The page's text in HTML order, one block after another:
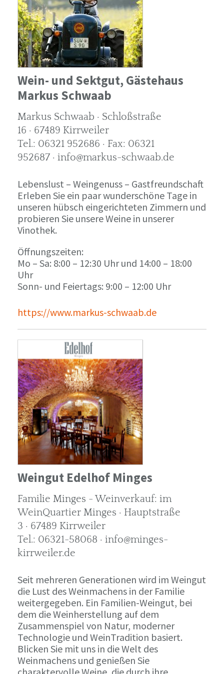
Wein- und Sektgut, Gästehaus
Markus Schwaab
Markus Schwaab · Schloßstraße
16 · 67489 Kirrweiler
Tel.: 06321 952686 · Fax: 06321
952687 · info@markus-schwaab.de
Lebenslust – Weingenuss – Gastfreundschaft
Erleben Sie ein paar wunderschöne Tage in
unseren hübsch eingerichteten Zimmern und
probieren Sie unsere Weine in unserer
Vinothek.
Öffnungszeiten:
Mo – Sa: 8:00 – 12:30 Uhr und 14:00 – 18:00
Uhr
Sonn- und Feiertags: 9:00 – 12:00 Uhr
https://www.markus-schwaab.de
Weingut Edelhof Minges
Familie Minges - Weinverkauf: im
WeinQuartier Minges · Hauptstraße
3 · 67489 Kirrweiler
Tel.: 06321-58068 · info@minges-
kirrweiler.de
Seit mehreren Generationen wird im Weingut
die Lust des Weinmachens in der Familie
weitergegeben. Ein Familien-Weingut, bei
dem die Weinherstellung auf dem
Zusammenspiel von Natur, moderner
Technologie und WeinTradition basiert.
Blicken Sie mit uns in die Welt des
Weinmachens und genießen Sie